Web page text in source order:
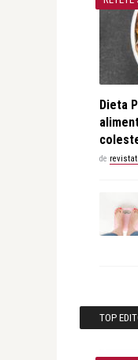
Dieta
de
TOP